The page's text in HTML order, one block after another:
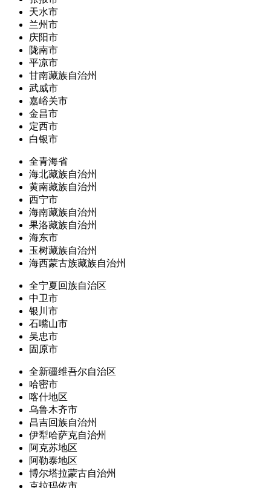
天水市
兰州市
庆阳市
陇南市
平凉市
甘南藏族自治州
武威市
嘉峪关市
金昌市
定西市
白银市
全青海省
海北藏族自治州
黄南藏族自治州
西宁市
海南藏族自治州
果洛藏族自治州
海东市
玉树藏族自治州
海西蒙古族藏族自治州
全宁夏回族自治区
中卫市
银川市
石嘴山市
吴忠市
固原市
全新疆维吾尔自治区
哈密市
喀什地区
乌鲁木齐市
昌吉回族自治州
伊犁哈萨克自治州
阿克苏地区
阿勒泰地区
博尔塔拉蒙古自治州
克拉玛依市